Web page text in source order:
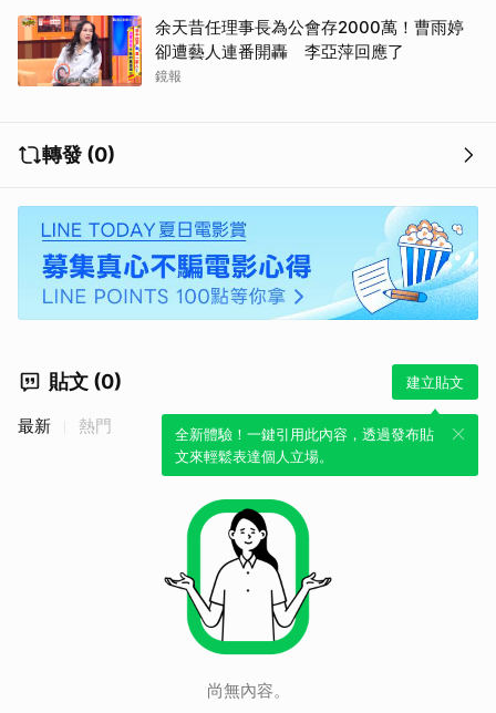
余天昔任理事長為公會存2000萬！曹雨婷
卻遭藝人連番開轟 李亞萍回應了
鏡報
轉發 (0)
貼文 (0) 建立貼文
全新體驗！一鍵引用此內容，透過發布貼
文來輕鬆表達個人立場。
最新 熱門
尚無內容。